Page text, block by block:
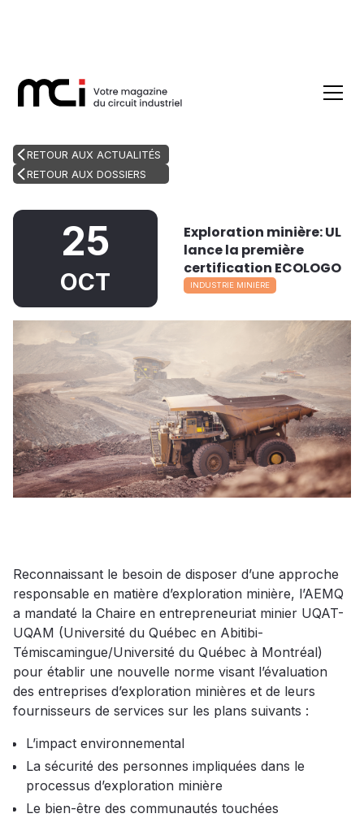
RETOUR AUX ACTUALITÉS
RETOUR AUX DOSSIERS
25
OCT
Exploration minière: UL
lance la première
certification ECOLOGO
INDUSTRIE MINIÈRE
Reconnaissant le besoin de disposer d’une approche
responsable en matière d’exploration minière, l’AEMQ
a mandaté la Chaire en entrepreneuriat minier UQAT-
UQAM (Université du Québec en Abitibi-
Témiscamingue/Université du Québec à Montréal)
pour établir une nouvelle norme visant l’évaluation
des entreprises d’exploration minières et de leurs
fournisseurs de services sur les plans suivants :
L’impact environnemental
La sécurité des personnes impliquées dans le
processus d’exploration minière
Le bien-être des communautés touchées